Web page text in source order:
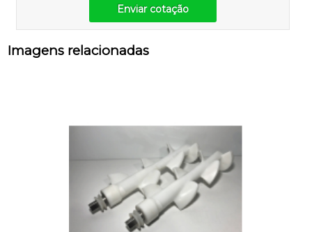
Enviar cotação
Imagens relacionadas